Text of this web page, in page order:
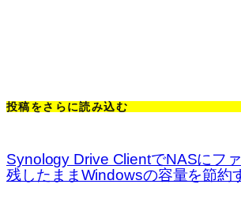
投稿をさらに読み込む
Synology Drive ClientでNASにフ
残したままWindowsの容量を節約